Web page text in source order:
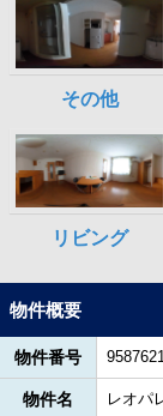
物件概要
物件番号
物件名 レオパ